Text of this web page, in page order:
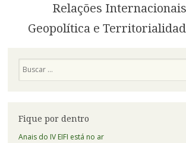
Relações
Geopolítica e
Fique por dentro
Anais do IV EIFI está no ar